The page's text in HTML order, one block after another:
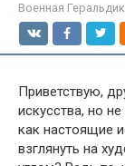
Военная
Приветствую,
искусства, но
как настоящие
взглянуть на